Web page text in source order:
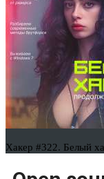
Хакер #322. Белый